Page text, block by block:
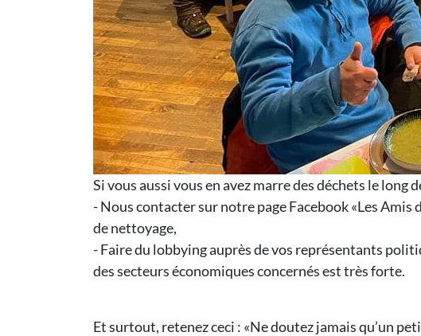
Si vous aussi vous en avez marre des déchets le long
- Nous contacter sur notre page Facebook «Les
de nettoyage,
- Faire du lobbying auprès de vos représentants
des secteurs économiques concernés est très forte.
Et surtout, retenez ceci : «Ne doutez jamais qu’un